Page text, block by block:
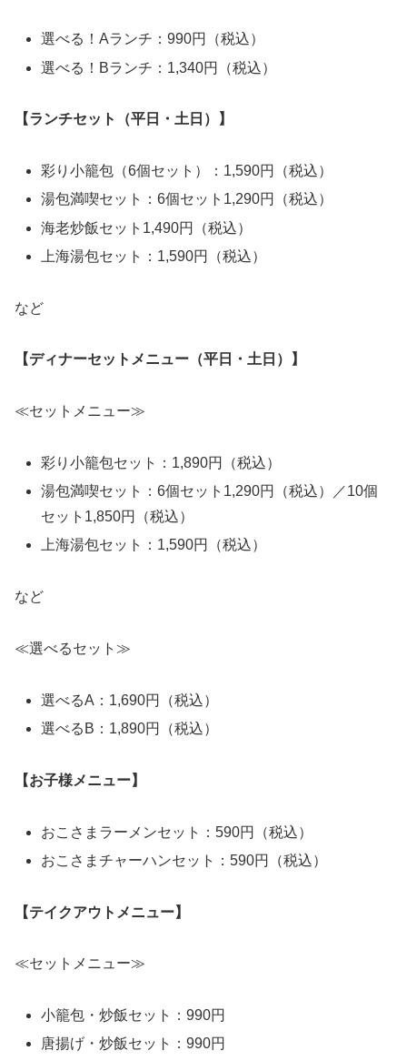
選べる！Aランチ：990円（税込）
選べる！Bランチ：1,340円（税込）
【ランチセット（平日・土日）】
彩り小籠包（6個セット）：1,590円（税込）
湯包満喫セット：6個セット1,290円（税込）
海老炒飯セット1,490円（税込）
上海湯包セット：1,590円（税込）
など
【ディナーセットメニュー（平日・土日）】
≪セットメニュー≫
彩り小籠包セット：1,890円（税込）
湯包満喫セット：6個セット1,290円（税込）／10個
セット1,850円（税込）
上海湯包セット：1,590円（税込）
など
≪選べるセット≫
選べるA：1,690円（税込）
選べるB：1,890円（税込）
【お子様メニュー】
おこさまラーメンセット：590円（税込）
おこさまチャーハンセット：590円（税込）
【テイクアウトメニュー】
≪セットメニュー≫
小籠包・炒飯セット：990円
唐揚げ・炒飯セット：990円